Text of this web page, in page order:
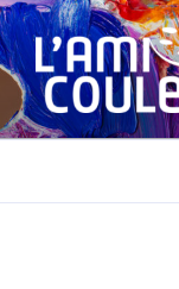
LE
favoris vous